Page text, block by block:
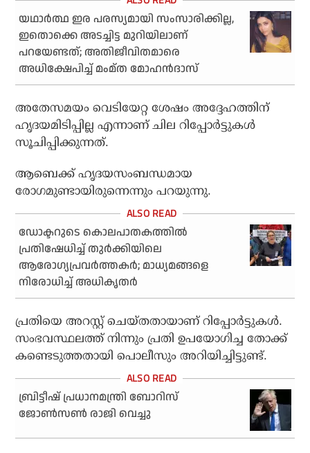
യഥാര്‍ത്ഥ ഇര പരസ്യമായി സംസാരിക്കില്ല,
ഇതൊക്കെ അടച്ചിട്ട മുറിയിലാണ്
പറയേണ്ടത്; അതിജീവിതമാരെ
അധിക്ഷേപിച്ച് മംമ്ത മോഹന്‍ദാസ്
അതേസമയം വെടിയേറ്റ ശേഷം അദ്ദേഹത്തിന്
ഹൃദയമിടിപ്പില്ല എന്നാണ് ചില റിപ്പോര്‍ട്ടുകള്‍
സൂചിപ്പിക്കുന്നത്.
ആബെക്ക് ഹൃദയസംബന്ധമായ
രോഗമുണ്ടായിരുന്നെന്നും പറയുന്നു.
ഡോക്ടറുടെ കൊലപാതകത്തില്‍
പ്രതിഷേധിച്ച് തുര്‍ക്കിയിലെ
ആരോഗ്യപ്രവര്‍ത്തകര്‍; മാധ്യമങ്ങളെ
നിരോധിച്ച് അധികൃതര്‍
പ്രതിയെ അറസ്റ്റ് ചെയ്തതായാണ് റിപ്പോര്‍ട്ടുകള്‍.
സംഭവസ്ഥലത്ത് നിന്നും പ്രതി ഉപയോഗിച്ച തോക്ക്
കണ്ടെടുത്തതായി പൊലീസും അറിയിച്ചിട്ടുണ്ട്.
ബ്രിട്ടീഷ് പ്രധാനമന്ത്രി ബോറിസ്
ജോണ്‍സണ്‍ രാജി വെച്ചു